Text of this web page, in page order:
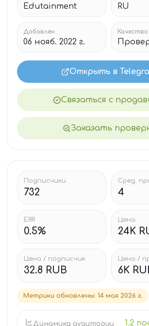
Edutainment RU
Добавлен
06 нояб. 2022 г.
Качество
Открыть в
Связаться с
Заказать
Подписчики
732
Сред.
4
ERR
0.5%
Цена
24K
Цена / подписчик
32.8 RUB
Цена /
6K
Метрики обновлены: 14 мая 2026 г.
Динамика аудитории 1.2